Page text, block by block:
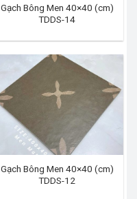
Gạch Bông Men 40×40 (cm)
TDDS-14
Gạch Bông Men 40×40 (cm)
TDDS-12